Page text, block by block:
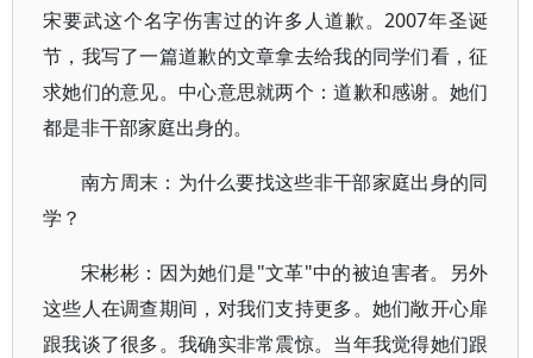
宋要武这个名字伤害过的许多人道歉。2007年圣诞
节，我写了一篇道歉的文章拿去给我的同学们看，征
求她们的意见。中心意思就两个：道歉和感谢。她们
都是非干部家庭出身的。
南方周末：为什么要找这些非干部家庭出身的同
学？
宋彬彬：因为她们是"文革"中的被迫害者。另外
这些人在调查期间，对我们支持更多。她们敞开心扉
跟我谈了很多。我确实非常震惊。当年我觉得她们跟